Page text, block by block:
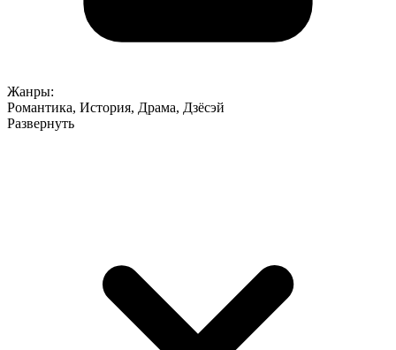
Жанры:
Романтика, История, Драма, Дзёсэй
Развернуть